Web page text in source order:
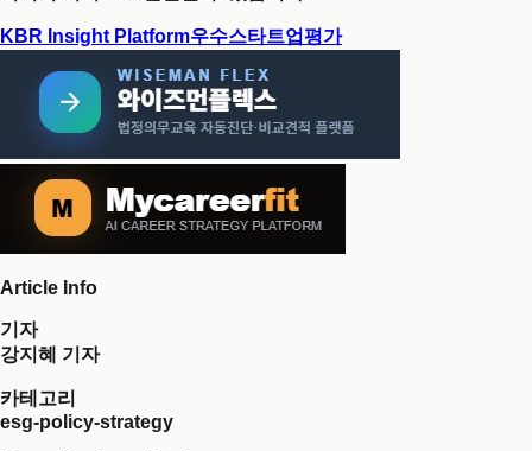
KBR Insight Platform우수스타트업평가
Article Info
기자
강지혜 기자
카테고리
esg-policy-strategy